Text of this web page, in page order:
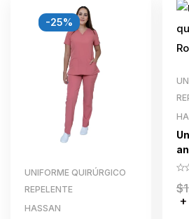
-25%
UNIFORME QUIRÚRGICO
REPELENTE
HASSAN
$